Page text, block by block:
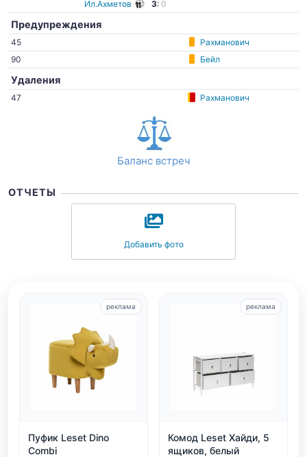
Ил.Ахметов
3: 0
Предупреждения
45
Рахманович
90
Бейл
Удаления
47 Рахманович
Баланс встреч
ОТЧЕТЫ
Добавить фото
Пуфик Leset Dino
Combi
реклама
Комод Leset Хайди, 5
ящиков, белый
реклама